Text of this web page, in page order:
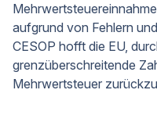
aufgrund von Fehlern
CESOP hofft die EU,
grenzüberschreitende
Mehrwertsteuer